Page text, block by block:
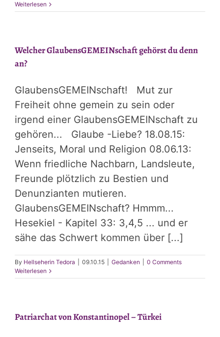
Weiterlesen
Welcher GlaubensGEMEINschaft gehörst du denn
an?
GlaubensGEMEINschaft! Mut zur
Freiheit ohne gemein zu sein oder
irgend einer GlaubensGEMEINschaft zu
gehören... Glaube -Liebe? 18.08.15:
Jenseits, Moral und Religion 08.06.13:
Wenn friedliche Nachbarn, Landsleute,
Freunde plötzlich zu Bestien und
Denunzianten mutieren.
GlaubensGEMEINschaft? Hmmm...
Hesekiel - Kapitel 33: 3,4,5 ... und er
sähe das Schwert kommen über [...]
By Hellseherin Tedora 09.10.15 Gedanken
0 Comments
Weiterlesen
Patriarchat von Konstantinopel – Türkei